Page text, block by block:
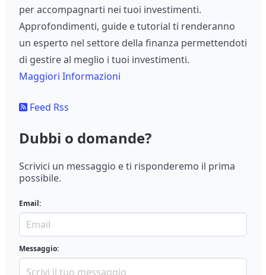
per accompagnarti nei tuoi investimenti.
Approfondimenti, guide e tutorial ti renderanno
un esperto nel settore della finanza permettendoti
di gestire al meglio i tuoi investimenti.
Maggiori Informazioni
Feed Rss
Dubbi o domande?
Scrivici un messaggio e ti risponderemo il prima
possibile.
Email:
Messaggio: